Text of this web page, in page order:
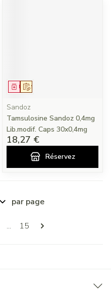
Sur prescription
Médicament
Sandoz
Tamsulosine Sandoz 0,4mg
Lib.modif. Caps 30x0,4mg
18,27 €
Réservez
actuellement la page
... Page
15
par page